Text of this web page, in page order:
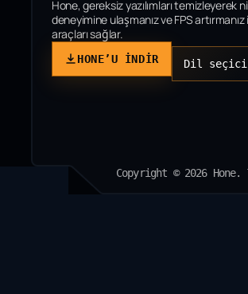
Hone, gereksiz yazılımları temizleyerek
deneyimine ulaşmanız ve FPS
araçları sağlar.
HONE’U INDIR Dil
Copyright © 2026